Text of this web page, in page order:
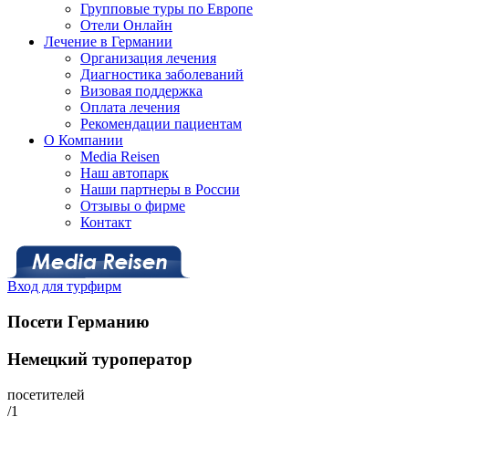
Групповые туры по Европе
Отели Онлайн
Лечение в Германии
Организация лечения
Диагностика заболеваний
Визовая поддержка
Оплата лечения
Рекомендации пациентам
О Компании
Media Reisen
Наш автопарк
Наши партнеры в России
Отзывы о фирме
Контакт
Вход для турфирм
Посети Германию
Немецкий туроператор
посетителей
/1